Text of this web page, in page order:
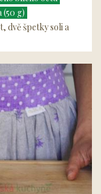
(50 g)
dvě špetky soli a